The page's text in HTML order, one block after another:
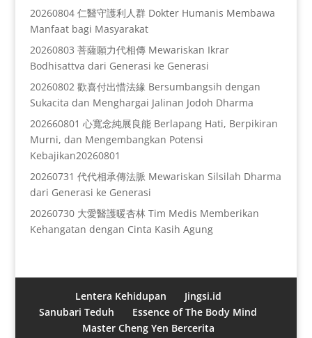
20260804 仁醫守護利人群 Dokter Humanis Membawa
Manfaat bagi Masyarakat
20260803 菩薩願力代相傳 Mewariskan Ikrar
Bodhisattva dari Generasi ke Generasi
20260802 歡喜付出惜法緣 Bersumbangsih dengan
Sukacita dan Menghargai Jalinan Jodoh Dharma
202660801 心寬念純展良能 Berlapang Hati, Berpikiran
Murni, dan Mengembangkan Potensi
Kebajikan20260801
20260731 代代相承傳法脈 Mewariskan Silsilah Dharma
dari Generasi ke Generasi
20260730 大愛醫護暖杏林 Tim Medis Memberikan
Kehangatan dengan Cinta Kasih Agung
Lentera Kehidupan
Jingsi.id
Sanubari Teduh
Essence of The Body Mind
Master Cheng Yen Bercerita